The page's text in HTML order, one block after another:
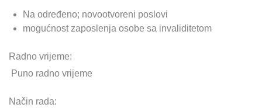
Na određeno; novootvoreni poslovi
mogućnost zaposlenja osobe sa invaliditetom
Radno vrijeme:
Puno radno vrijeme
Način rada: